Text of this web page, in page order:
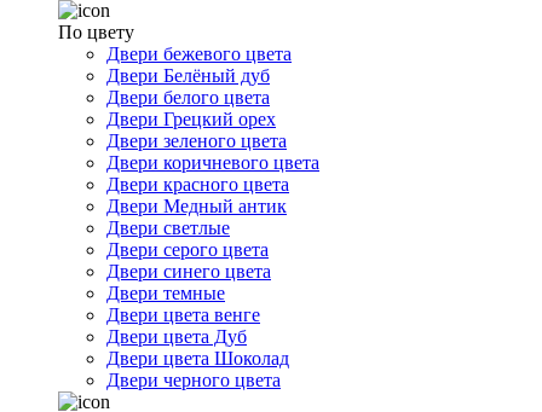
По цвету
Двери бежевого цвета
Двери Белёный дуб
Двери белого цвета
Двери Грецкий орех
Двери зеленого цвета
Двери коричневого цвета
Двери красного цвета
Двери Медный антик
Двери светлые
Двери серого цвета
Двери синего цвета
Двери темные
Двери цвета венге
Двери цвета Дуб
Двери цвета Шоколад
Двери черного цвета